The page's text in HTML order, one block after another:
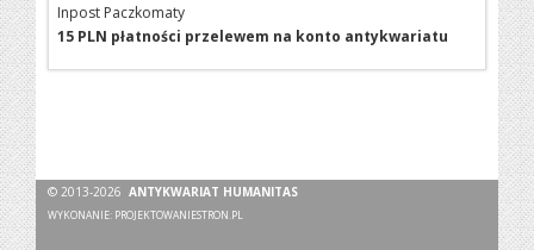
Inpost Paczkomaty
15 PLN płatności przelewem na konto antykwariatu
© 2013-2026ANTYKWARIAT HUMANITAS
WYKONANIE: PROJEKTOWANIESTRON.PL